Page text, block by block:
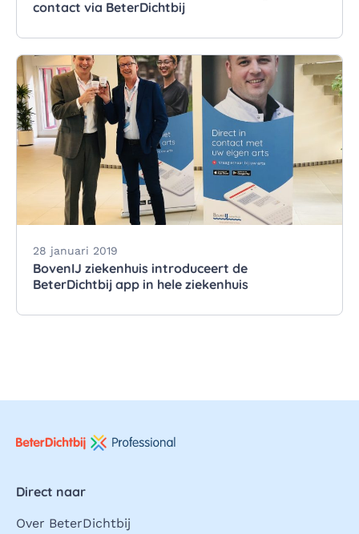
contact via BeterDichtbij
28 januari 2019
BovenIJ ziekenhuis introduceert de
BeterDichtbij app in hele ziekenhuis
Direct naar
Over BeterDichtbij